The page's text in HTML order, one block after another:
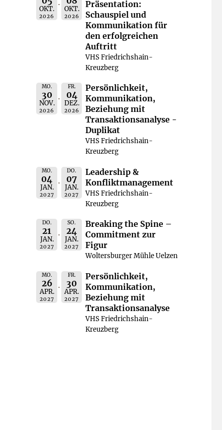
OKT.
2026
OKT.
2026
Präsentation:
Schauspiel und
Kommunikation für
den erfolgreichen
Auftritt
VHS Friedrichshain-
Kreuzberg
MO.
30
NOV.
2026
FR.
04
DEZ.
2026
Persönlichkeit,
Kommunikation,
Beziehung mit
Transaktionsanalyse -
Duplikat
VHS Friedrichshain-
Kreuzberg
MO.
04
JAN.
2027
DO.
07
JAN.
2027
Leadership &
Konfliktmanagement
VHS Friedrichshain-
Kreuzberg
DO.
21
JAN.
2027
SO.
24
JAN.
2027
Breaking the Spine –
Commitment zur
Figur
Woltersburger Mühle Uelzen
MO.
26
APR.
2027
FR.
30
APR.
2027
Persönlichkeit,
Kommunikation,
Beziehung mit
Transaktionsanalyse
VHS Friedrichshain-
Kreuzberg